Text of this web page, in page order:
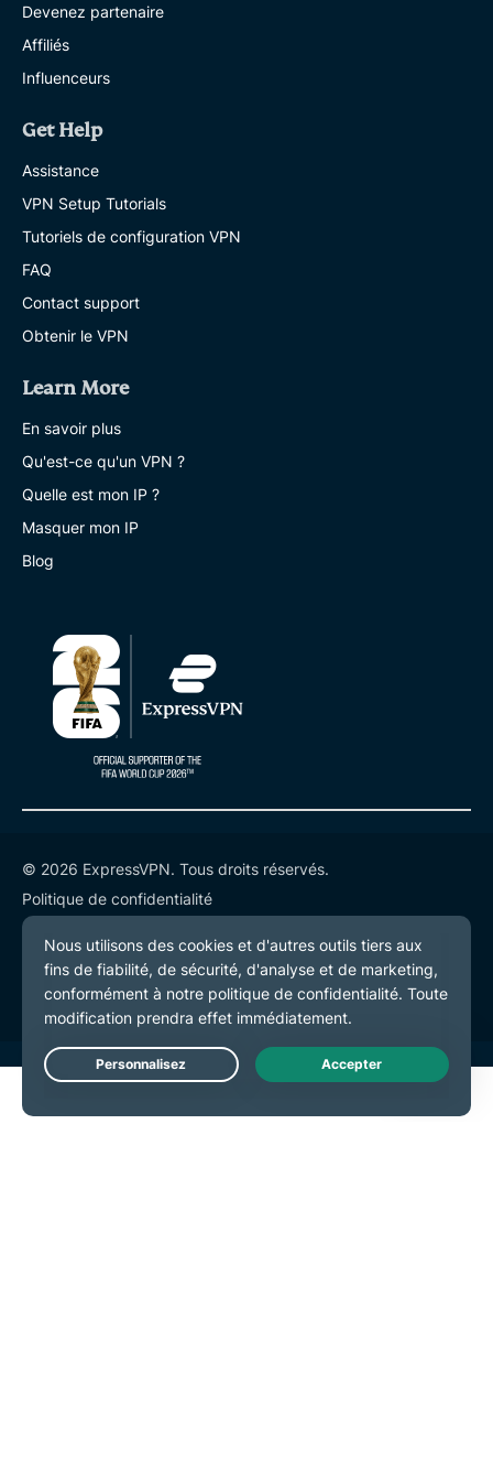
Devenez partenaire
Affiliés
Influenceurs
Get Help
Assistance
VPN Setup Tutorials
Tutoriels de configuration VPN
FAQ
Contact support
Obtenir le VPN
Learn More
En savoir plus
Qu'est-ce qu'un VPN ?
Quelle est mon IP ?
Masquer mon IP
Blog
© 2026 ExpressVPN. Tous droits réservés.
Politique de confidentialité
Conditions de service
Préférences de cookies
Live Chat